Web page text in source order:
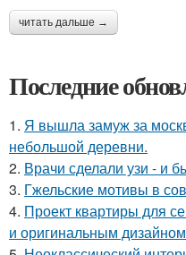
читать дальше →
Последние
1. Я вышла замуж за
небольшой деревни.
2. Врачи сделали узи - и
3. Гжельские мотивы в
4. Проект квартиры для
и оригинальным